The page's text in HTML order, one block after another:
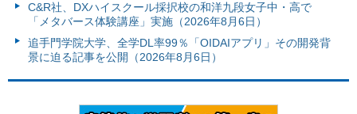
C&R社、DXハイスクール採択校の和洋九段女子中・高で
「メタバース体験講座」実施（2026年8月6日）
追手門学院大学、全学DL率99％「OIDAIアプリ」その開発背
景に迫る記事を公開（2026年8月6日）